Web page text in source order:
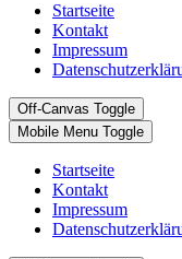
Startseite
Kontakt
Impressum
Off-Canvas Toggle
Mobile Menu Toggle
Startseite
Kontakt
Impressum